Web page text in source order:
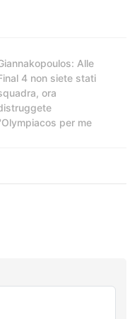
Alle
4 non siete stati
ora
per me